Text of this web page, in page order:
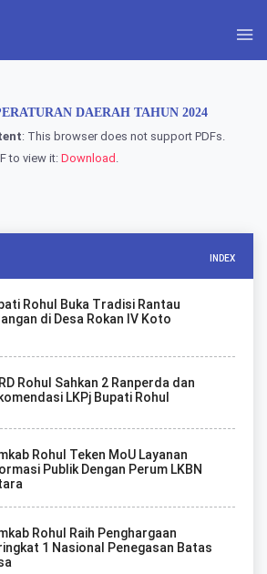
DAERAH TAHUN 2024
: This browser does not support PDFs.
to view it: Download .
INDEX
Rohul Buka Tradisi Rantau
di Desa Rokan IV Koto
Rohul Sahkan 2 Ranperda dan
LKPj Bupati Rohul
Rohul Teken MoU Layanan
Publik Dengan Perum LKBN
Rohul Raih Penghargaan
1 Nasional Penegasan Batas